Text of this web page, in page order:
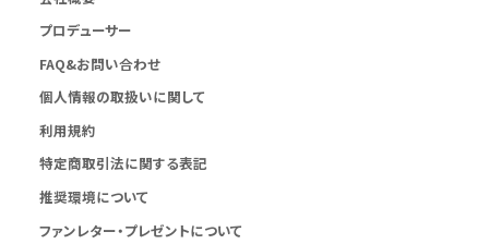
プロデューサー
FAQ&お問い合わせ
個人情報の取扱いに関して
利用規約
特定商取引法に関する表記
推奨環境について
ファンレター・プレゼントについて